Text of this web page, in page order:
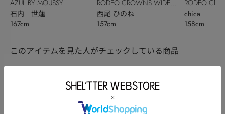
AZUL BY MOUSSY
石内 世蓮
167cm
RODEO CROWNS WIDE
BOWL
西尾 ひのね
157cm
RODEO
BOWL
chica
158cm
このアイテムを見た人がチェックしている商品
閲覧中カテゴリーのランキング